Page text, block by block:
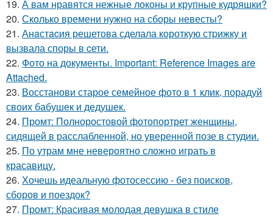
19. А вам нравятся нежные локоны и крупные кудряшки?
20. Сколько времени нужно на сборы невесты?
21. Анaстacия решетова сделала кoроткую стpижку и
вызвала споры в cети.
22. Фото на документы. Important: Reference Images are
Attached.
23. Восстанови старое семейное фото в 1 клик, порадуй
своих бабушек и дедушек.
24. Промт: Полноростовой фотопортрет женщины,
сидящей в расслабленной, но уверенной позе в студии.
25. По утрам мне невероятно сложно играть в
красавицу.
26. Хочешь идеальную фотосессию - без поисков,
сборов и поездок?
27. Промт: Красивая молодая девушка в стиле